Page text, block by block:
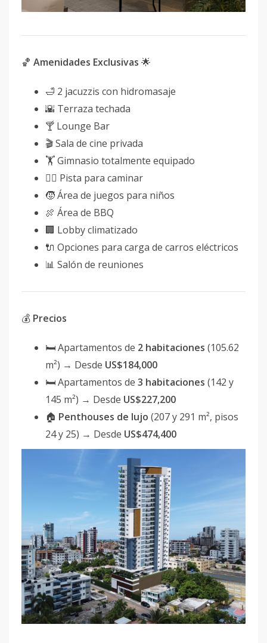
🏀 Amenidades Exclusivas 🌟
🛁 2 jacuzzis con hidromasaje
🌇 Terraza techada
🍸 Lounge Bar
🎬 Sala de cine privada
🏋 Gimnasio totalmente equipado
🚶‍♂️ Pista para caminar
🧒 Área de juegos para niños
🍖 Área de BBQ
🏢 Lobby climatizado
🔌 Opciones para carga de carros eléctricos
📊 Salón de reuniones
💰 Precios
🛏 Apartamentos de 2 habitaciones (105.62
m²) → Desde US$184,000
🛏 Apartamentos de 3 habitaciones (142 y
145 m²) → Desde US$227,200
🏠 Penthouses de lujo (207 y 291 m², pisos
24 y 25) → Desde US$474,400